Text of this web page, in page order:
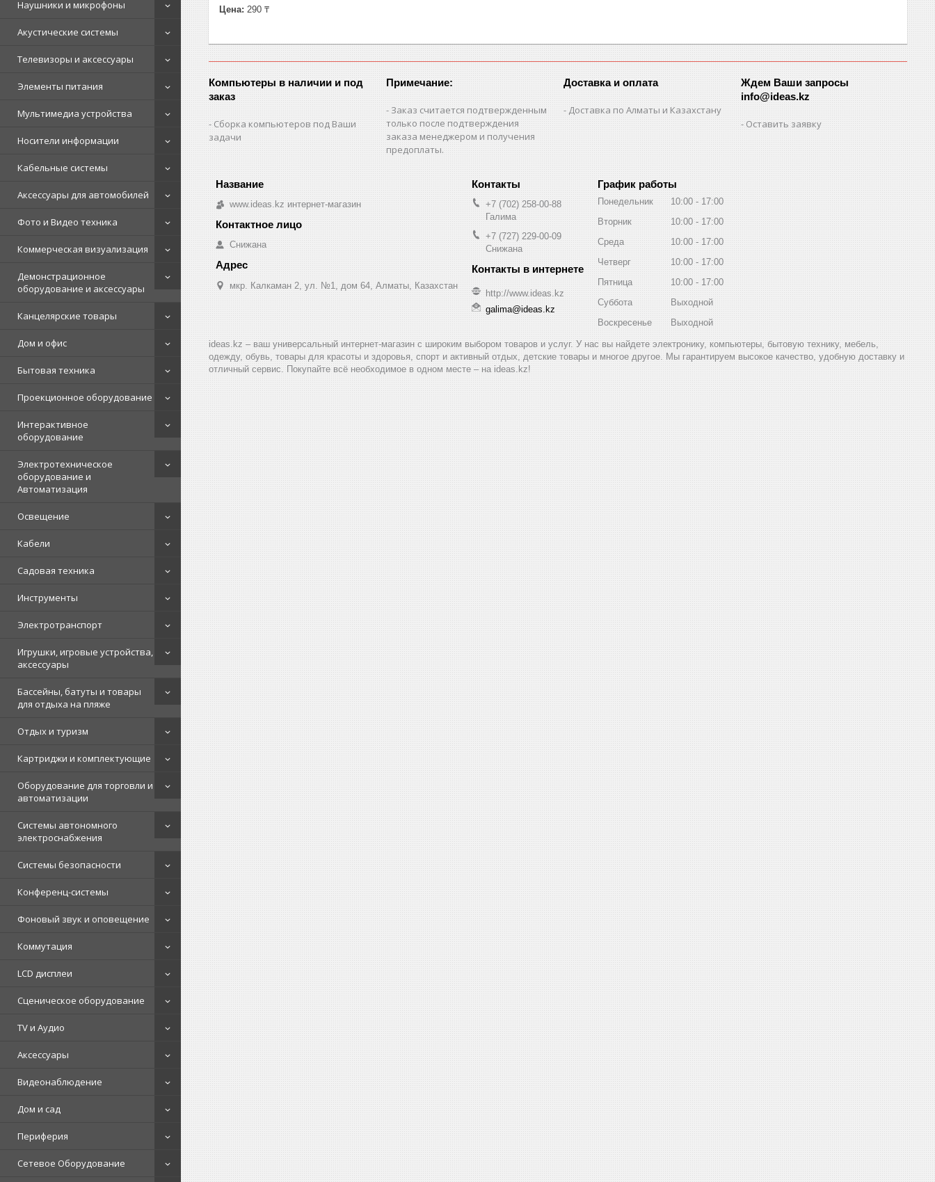
Наушники и микрофоны
Акустические системы
Телевизоры и аксессуары
Элементы питания
Мультимедиа устройства
Носители информации
Кабельные системы
Аксессуары для автомобилей
Фото и Видео техника
Коммерческая визуализация
Демонстрационное
оборудование и аксессуары
Канцелярские товары
Дом и офис
Бытовая техника
Проекционное оборудование
Интерактивное
оборудование
Электротехническое
оборудование и
Автоматизация
Освещение
Кабели
Садовая техника
Инструменты
Электротранспорт
Игрушки, игровые устройства,
аксессуары
Бассейны, батуты и товары
для отдыха на пляже
Отдых и туризм
Картриджи и комплектующие
Оборудование для торговли и
автоматизации
Системы автономного
электроснабжения
Системы безопасности
Конференц-системы
Фоновый звук и оповещение
Коммутация
LCD дисплеи
Сценическое оборудование
TV и Аудио
Аксессуары
Видеонаблюдение
Дом и сад
Периферия
Сетевое Оборудование
Цена: 290 ₸
Компьютеры в наличии и под
заказ
Сборка компьютеров под Ваши
задачи
Примечание:
Заказ считается подтвержденным
только после подтверждения
заказа менеджером и получения
предоплаты.
Доставка и оплата
Доставка по Алматы и Казахстану
Ждем Ваши запросы
info@ideas.kz
Оставить заявку
www.ideas.kz интернет-магазин
Снижана
мкр. Калкаман 2, ул. №1, дом 64, Алматы, Казахстан
+7 (702) 258-00-88
Галима
+7 (727) 229-00-09
Снижана
http://www.ideas.kz
galima@ideas.kz
График работы
Понедельник 10:00
17:00
Вторник
10:00
17:00
Среда
10:00
17:00
Четверг
10:00
17:00
Пятница
10:00
17:00
Суббота
Выходной
Воскресенье
Выходной
ideas.kz – ваш универсальный интернет-магазин с широким выбором товаров и услуг. У нас вы найдете электронику, компьютеры, бытовую технику, мебель,
одежду, обувь, товары для красоты и здоровья, спорт и активный отдых, детские товары и многое другое. Мы гарантируем высокое качество, удобную доставку и
отличный сервис. Покупайте всё необходимое в одном месте – на ideas.kz!